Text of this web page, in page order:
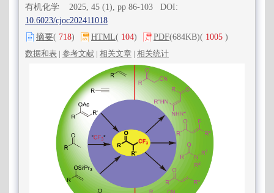
有机化学 2025, 45 (1), pp 86-103 DOI:
10.6023/cjoc202411018
摘要( 718) HTML( 104) PDF(684KB)( 1005 )
数据和表 | 参考文献 | 相关文章 | 相关统计